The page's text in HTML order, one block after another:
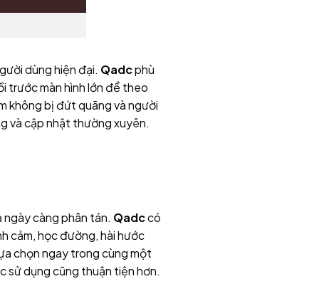
dùng hiện đại. Qadcphù
trước màn hình lớn để theo
không bị đứt quãng và người
và cập nhật thường xuyên.
càng phân tán. Qadccó
cảm, học đường, hài hước
chọn ngay trong cùng một
sử dụng cũng thuận tiện hơn.